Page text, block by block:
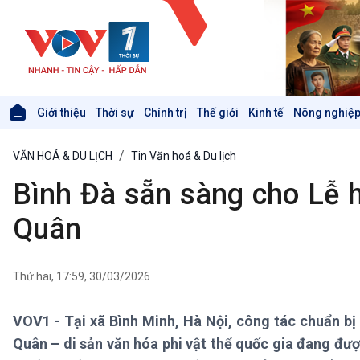
Giới thiệu Thời sự Chính trị Thế giới Kinh tế Nông
Thời sự 6h
Thời sự 12h
Thời sự 18h
Xã hội
Tin Đời sống & Xã hội
Khoa học & Công nghệ
Tin Khoa học & Công nghệ
VĂN HOÁ & DU LỊCH Tin Văn hoá & Du lịch
Bình Đà sẵn sàng cho Lễ
Quân
Thứ hai, 17:59, 30/03/2026
VOV1 - Tại xã Bình Minh, Hà Nội, công tác chuẩn
Quân – di sản văn hóa phi vật thể quốc gia đang